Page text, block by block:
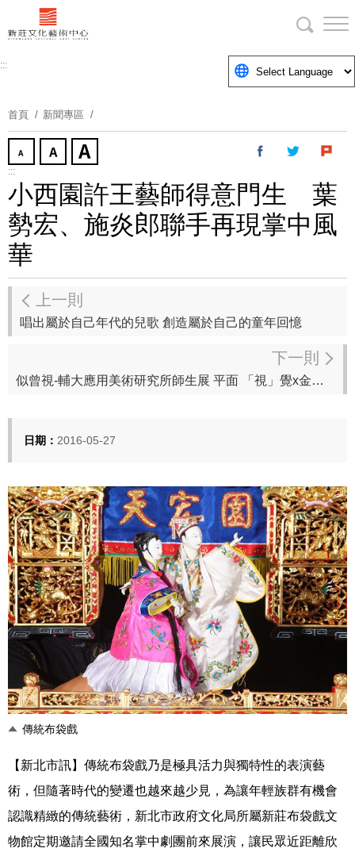
到
要
塊
:::
首頁 新聞專區
:::
小西園許王藝師得意門生 葉
勢宏、施炎郎聯手再現掌中風
華
上一則
唱出屬於自己年代的兒歌 創造屬於自己的童年回憶
下一則
似曾視-輔大應用美術研究所師生展 平面 「視」覺x金工「飾」品 震撼你我的視覺想像
日期： 2016-05-27
傳統布袋戲
【新北市訊】傳統布袋戲乃是極具活力與獨特性的表演藝
術，但隨著時代的變遷也越來越少見，為讓年輕族群有機會
認識精緻的傳統藝術，新北市政府文化局所屬新莊布袋戲文
物館定期邀請全國知名掌中劇團前來展演，讓民眾近距離欣